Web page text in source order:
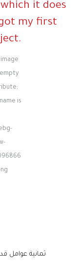
it does
my first
ثمانية عوامل